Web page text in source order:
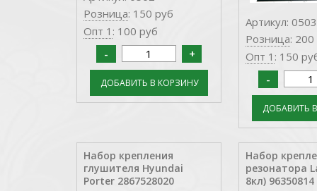
Розница: 150 руб
Опт 1 : 100 руб
Артикул: 0503
Розница:
Опт 1 : 150
Набор крепления
глушителя Hyundai
Porter 2867528020
Набор
резонатора
8кл) 96350814